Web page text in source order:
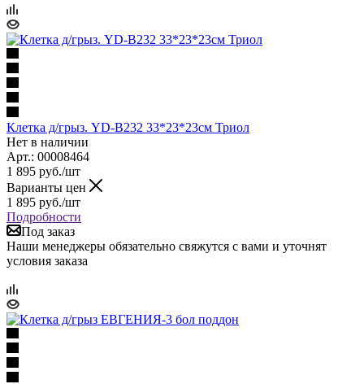
Клетка д/грыз. YD-B232 33*23*23см Триол
Нет в наличии
Арт.: 00008464
1 895 руб./шт
Варианты цен
1 895 руб./шт
Подробности
Под заказ
Наши менеджеры обязательно свяжутся с вами и уточнят
условия заказа